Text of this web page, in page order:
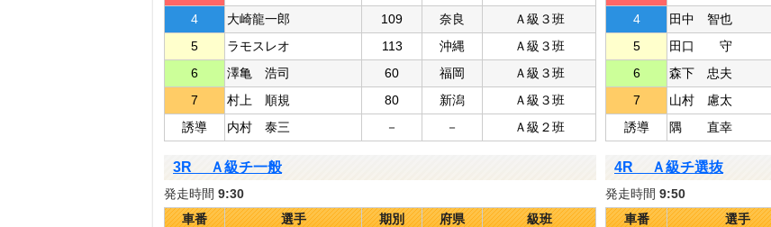
4
大崎龍一郎 109 奈良
Ａ級３班
5
ラモスレオ 113 沖縄
Ａ級３班
6
澤亀 浩司 60 福岡
Ａ級３班
7
村上 順規 80 新潟
Ａ級３班
誘導
内村 泰三 － － Ａ級２班
4
田中 智也
5
田口 守
6
森下 忠夫
7
山村 慮太
誘導
隅 直幸
3R Ａ級チ一般
発走時間 9:30
車番
選手 期別 府県
級班
4R Ａ級チ選抜
発走時間 9:50
車番
選手